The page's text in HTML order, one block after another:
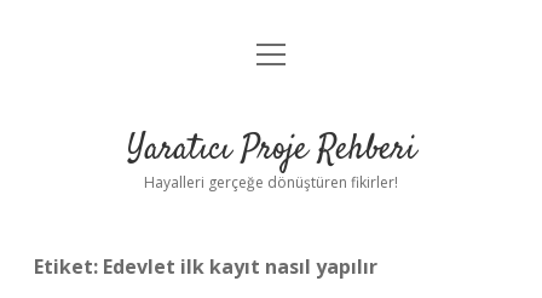
Anasayfa
Yasal Uyarı
menüyü
Yaratıcı Proje Rehberi
Hayalleri gerçeğe dönüştüren fikirler!
Etiket: Edevlet ilk kayıt nasıl yapılır